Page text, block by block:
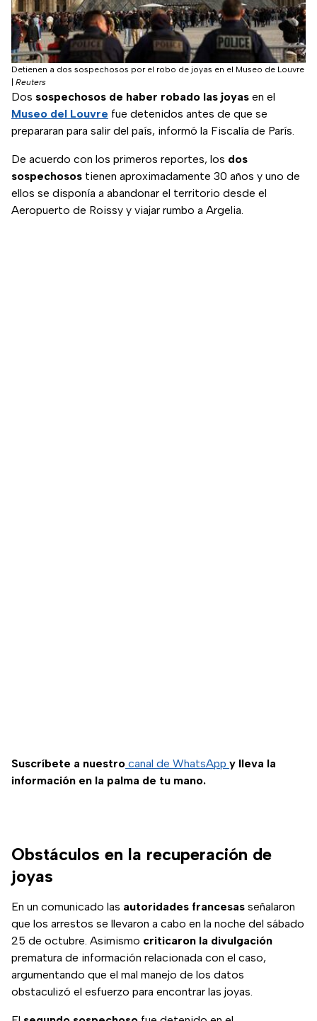
Detienen a dos sospechosos por el robo de joyas en el Museo de Louvre
Reuters
Dos sospechosos de haber robado las joyas en el
Museo del Louvre fue detenidos antes de que se
prepararan para salir del país, informó la Fiscalía de París.
De acuerdo con los primeros reportes, los dos
sospechosos tienen aproximadamente 30 años y uno de
ellos se disponía a abandonar el territorio desde el
Aeropuerto de Roissy y viajar rumbo a Argelia.
Suscríbete a nuestro canal de WhatsApp y lleva la
información en la palma de tu mano.
Obstáculos en la recuperación de
joyas
En un comunicado las autoridades francesas señalaron
que los arrestos se llevaron a cabo en la noche del sábado
25 de octubre. Asimismo criticaron la divulgación
prematura de información relacionada con el caso,
argumentando que el mal manejo de los datos
obstaculizó el esfuerzo para encontrar las joyas.